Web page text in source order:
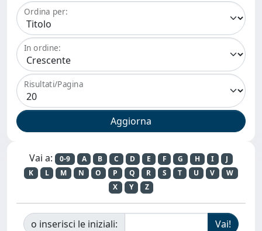
Ordina per:
In ordine:
Risultati/Pagina
Vai a: 0-9 A B C D E F G H I
J
K
L M N O P Q R S T U V
W
X
Y Z
o inserisci le iniziali: